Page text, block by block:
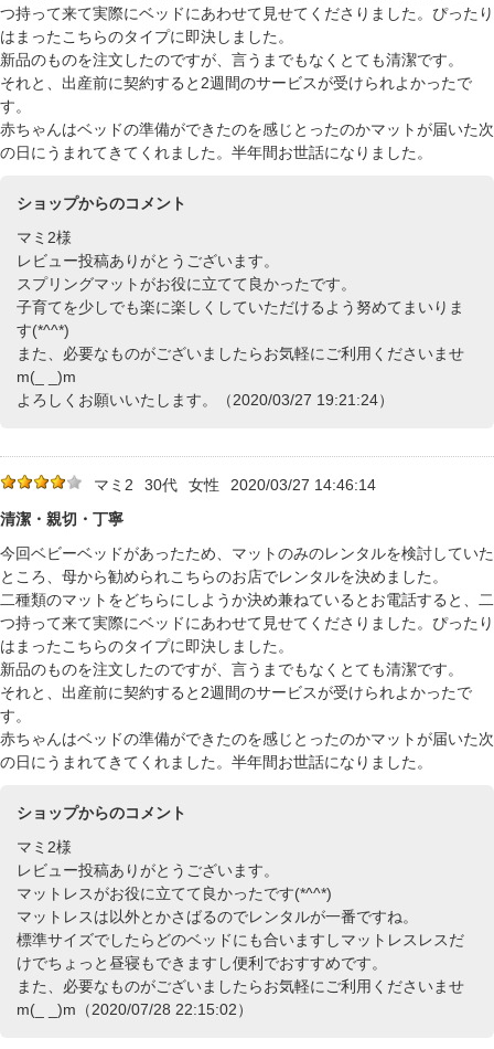
つ持って来て実際にベッドにあわせて見せてくださりました。ぴったり
はまったこちらのタイプに即決しました。
新品のものを注文したのですが、言うまでもなくとても清潔です。
それと、出産前に契約すると2週間のサービスが受けられよかったで
す。
赤ちゃんはベッドの準備ができたのを感じとったのかマットが届いた次
の日にうまれてきてくれました。半年間お世話になりました。
ショップからのコメント
マミ2様
レビュー投稿ありがとうございます。
スプリングマットがお役に立てて良かったです。
子育てを少しでも楽に楽しくしていただけるよう努めてまいりま
す(*^^*)
また、必要なものがございましたらお気軽にご利用くださいませ
m(_ _)m
よろしくお願いいたします。（2020/03/27 19:21:24）
マミ2 30代 女性
2020/03/27 14:46:14
清潔・親切・丁寧
今回ベビーベッドがあったため、マットのみのレンタルを検討していた
ところ、母から勧められこちらのお店でレンタルを決めました。
二種類のマットをどちらにしようか決め兼ねているとお電話すると、二
つ持って来て実際にベッドにあわせて見せてくださりました。ぴったり
はまったこちらのタイプに即決しました。
新品のものを注文したのですが、言うまでもなくとても清潔です。
それと、出産前に契約すると2週間のサービスが受けられよかったで
す。
赤ちゃんはベッドの準備ができたのを感じとったのかマットが届いた次
の日にうまれてきてくれました。半年間お世話になりました。
ショップからのコメント
マミ2様
レビュー投稿ありがとうございます。
マットレスがお役に立てて良かったです(*^^*)
マットレスは以外とかさばるのでレンタルが一番ですね。
標準サイズでしたらどのベッドにも合いますしマットレスレスだ
けでちょっと昼寝もできますし便利でおすすめです。
また、必要なものがございましたらお気軽にご利用くださいませ
m(_ _)m（2020/07/28 22:15:02）